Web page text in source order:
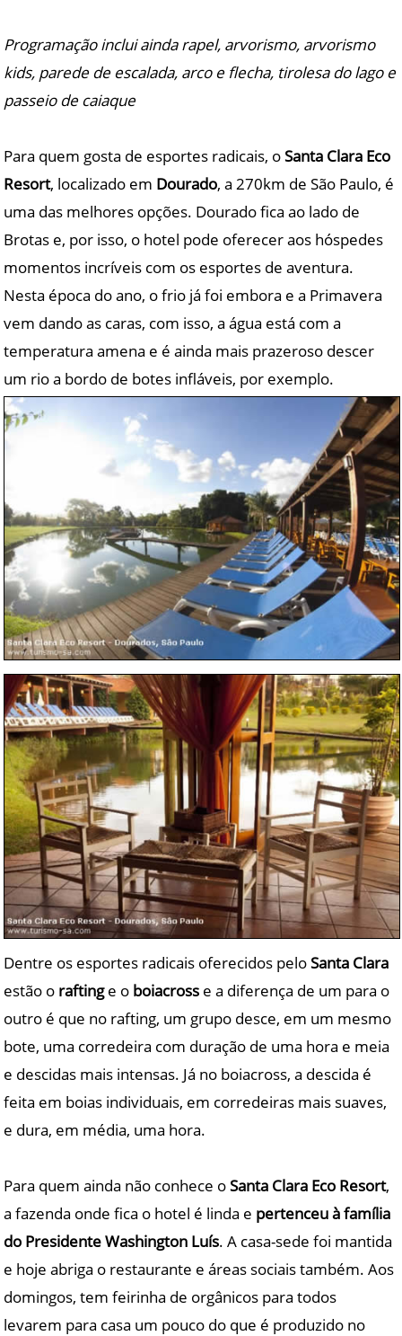
Programação inclui ainda rapel, arvorismo, arvorismo
kids, parede de escalada, arco e flecha, tirolesa do lago e
passeio de caiaque
Para quem gosta de esportes radicais, oSanta Clara Eco
Resort, localizado em Dourado, a 270km de São Paulo, é
uma das melhores opções. Dourado fica ao lado de
Brotas e, por isso, o hotel pode oferecer aos hóspedes
momentos incríveis com os esportes de aventura.
Nesta época do ano, o frio já foi embora e a Primavera
vem dando as caras, com isso, a água está com a
temperatura amena e é ainda mais prazeroso descer
um rio a bordo de botes infláveis, por exemplo.
Dentre os esportes radicais oferecidos peloSanta Clara
estão o raftinge o boiacross e a diferença de um para o
outro é que no rafting, um grupo desce, em um mesmo
bote, uma corredeira com duração de uma hora e meia
e descidas mais intensas. Já no boiacross, a descida é
feita em boias individuais, em corredeiras mais suaves,
e dura, em média, uma hora.
Para quem ainda não conhece oSanta Clara Eco Resort,
a fazenda onde fica o hotel é linda e pertenceu à família
do Presidente Washington Luís. A casa-sede foi mantida
e hoje abriga o restaurante e áreas sociais também. Aos
domingos, tem feirinha de orgânicos para todos
levarem para casa um pouco do que é produzido no